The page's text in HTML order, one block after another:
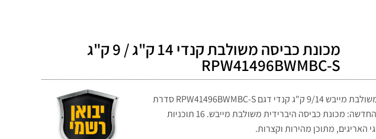
מכונת כביסה משולבת קנדי 14 ק"ג / 9 ק"ג
RPW41496BWMBC-S
מכונת כביסה משולבת מייבש 9/14 ק"ג קנדי דגם RPW41496BWMBC-S סדרת
החדשה: מכונת כביסה היברידית משולבת מייבש. 16 תוכניות
האריגים, מתוכן מהירות וקצרות.